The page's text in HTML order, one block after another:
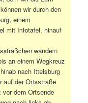
wir durch den
einem
mit Infotafel, hinauf
wandern
an einem Wegkreuz
nach Ittelsburg
auf der Ortsstraße
vor dem Ortsende